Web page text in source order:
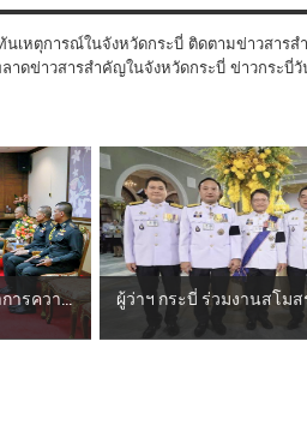
นเหตุการณ์ในจังหวัดกระบี่ ติดตามข่าวสาร
ลาดข่าวสารสำคัญในจังหวัดกระบี่ ข่าวกระ
ารควา... ผู้ว่าฯ กระบี่ ร่วมงานสโม